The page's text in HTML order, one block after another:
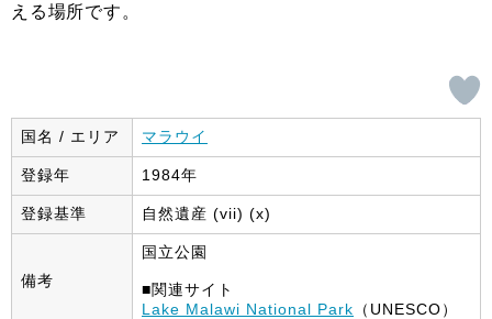
える場所です。
国名 / エリア マラウイ
登録年 1984年
登録基準 自然遺産 (vii) (x)
備考
国立公園
■関連サイト
Lake Malawi National Park （UNESCO）